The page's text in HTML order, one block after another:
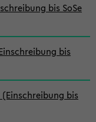
bis SoSe
bis
bis